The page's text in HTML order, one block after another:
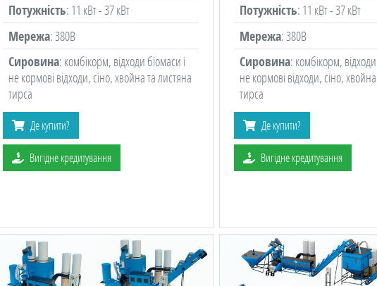
Потужність: 11 кВт - 37 кВт
Мережа: 380В
Сировина: комбікорм, відходи біомаси і
не кормові відходи, сіно, хвойна та листяна
тирса
Де купити?
Вигідне кредитування
Потужність: 11 кВт - 37 кВт
Мережа: 380В
Сировина: комбікорм,
не кормові відходи, сіно,
тирса
Де купити?
Вигідне кредитування